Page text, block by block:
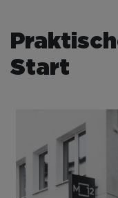
Start